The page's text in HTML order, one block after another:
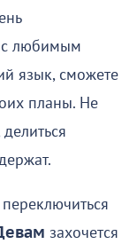
с любимым
язык, сможете
планы. Не
захочется